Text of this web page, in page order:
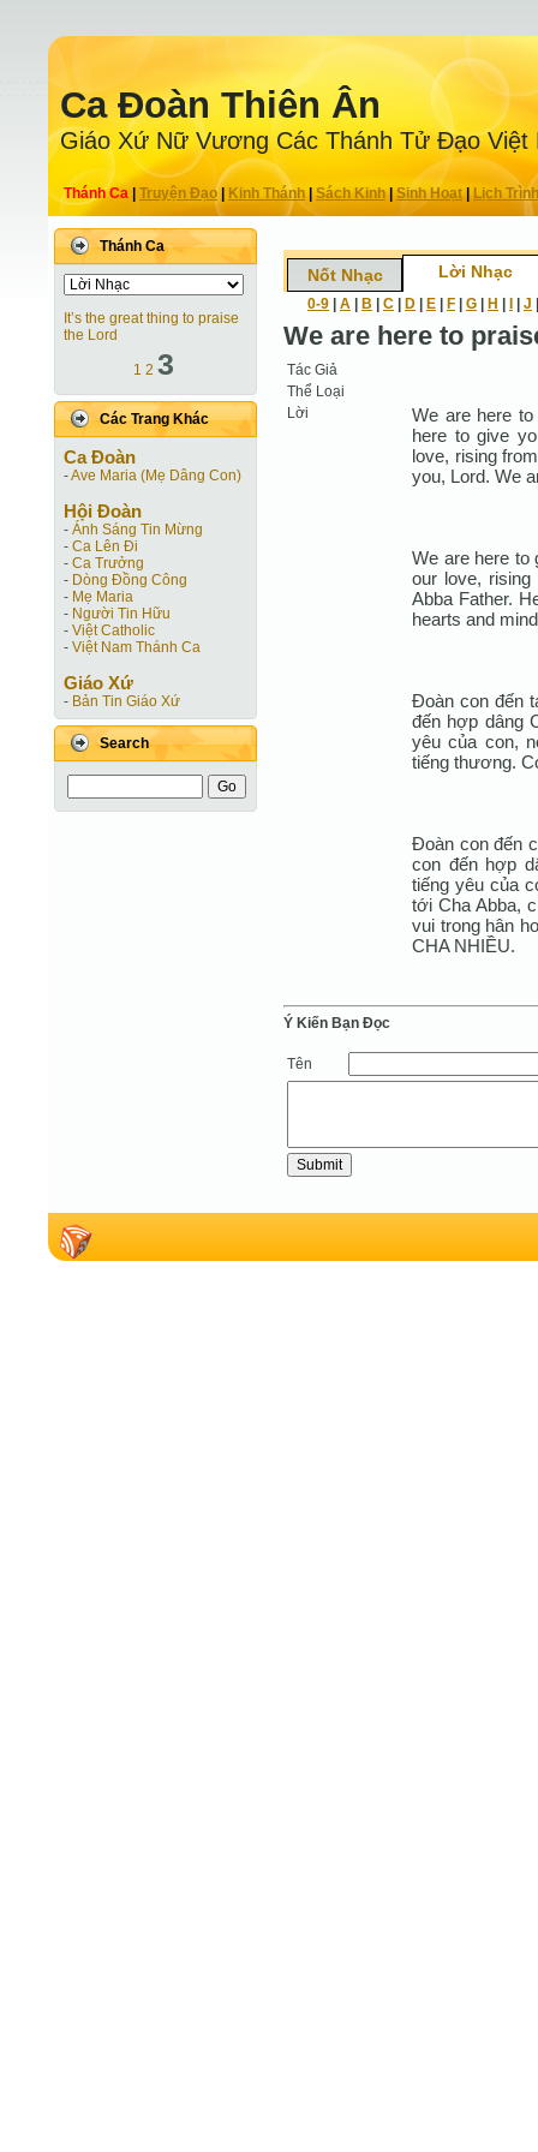
Ca Ðoàn Thiên Ân
Giáo Xứ Nữ Vương Các Thánh Tử Ðạo Việt
Thánh Ca Truyện Ðạo| Kinh Thánh Sách Kinh|Sinh Hoạt| Lịch Trình
Thánh Ca
It’s the great thing to praise
the Lord
1 2 3
Các Trang Khác
Ca Ðoàn
-Ave Maria (Mẹ Dâng Con)
Hội Ðoàn
- Ánh Sáng Tin Mừng
- Ca Lên Đi
- Ca Trưởng
- Dòng Đồng Công
- Mẹ Maria
- Người Tin Hữu
- Việt Catholic
- Việt Nam Thánh Ca
Giáo Xứ
- Bản Tin Giáo Xứ
Search
Nốt Nhạc Lời Nhạc
0-9 A B C D E F G H J
We are here to
Tác Giả
Thể Loại
Lời
We are here
here to give
love, rising
you, Lord. We
We are here to
our love,
Abba Father.
hearts and
Đoàn con đến
đến hợp dâng
yêu của con,
tiếng thương.
Đoàn con đến
con đến hợp
tiếng yêu của
tới Cha Abba,
vui trong hân
CHA NHIỀU.
Ý Kiến Bạn Ðọc
Tên